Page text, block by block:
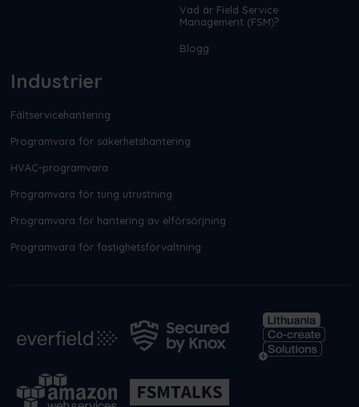
Vad är Field Service
Management (FSM)?
Blogg
Industrier
Fältservicehantering
Programvara för säkerhetshantering
HVAC-programvara
Programvara för tung utrustning
Programvara för hantering av elförsörjning
Programvara för fastighetsförvaltning